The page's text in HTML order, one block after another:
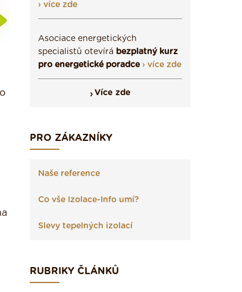
› více zde
Asociace energetických
specialistů otevírá bezplatný kurz
pro energetické poradce › více zde
Více zde
PRO ZÁKAZNÍKY
Naše reference
Co vše Izolace-Info umí?
Slevy tepelných izolací
RUBRIKY ČLÁNKŮ